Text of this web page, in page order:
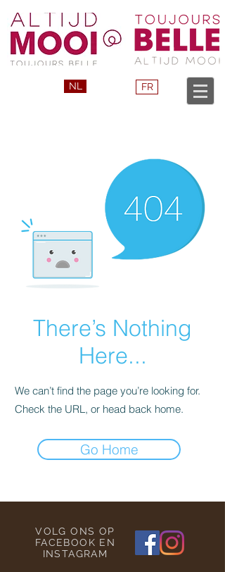
NL FR
There’s Nothing
Here...
We can’t find the page you’re looking for.
Check the URL, or head back home.
Go Home
VOLG ONS OP
FACEBOOK EN
INSTAGRAM